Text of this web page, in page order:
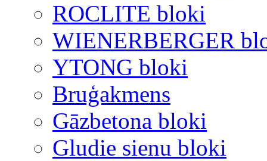
ROCLITE bloki
WIENERBERGER
YTONG bloki
Bruģakmens
Gāzbetona bloki
Gludie sienu bloki